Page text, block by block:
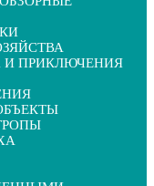
ПРИКЛЮЧЕНИЯ